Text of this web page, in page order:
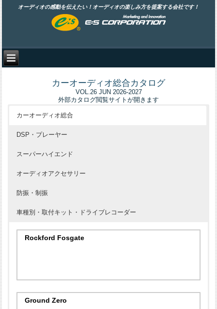
オーディオの感動を伝えたい！オーディオの楽しみ方を提案する会社です！
カーオーディオ総合カタログ
VOL.26 JUN 2026-2027
外部カタログ閲覧サイトが開きます
カーオーディオ総合
DSP・プレーヤー
スーパーハイエンド
オーディオアクセサリー
防振・制振
車種別・取付キット・ドライブレコーダー
Rockford Fosgate
Ground Zero